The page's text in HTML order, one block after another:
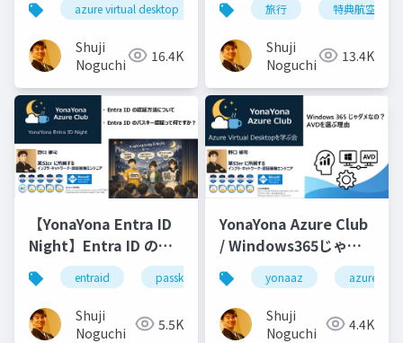
うセキュアにするか
azure virtual desktop mct avd mct
Shuji
Noguchi
16.4K
旅行 特典航空券
Shuji
Noguchi
13.4K
【YonaYona Entra ID
Night】Entra ID の認
証方式について／Entra
ID のパスキーって何で
すか？
entraid passkey パスキー yonaaz
Shuji
Noguchi
5.5K
YonaYona Azure Club
/ Windows365じゃダ
メなの？AVDを選ぶ理
由
yonaaz azure
Shuji
Noguchi
4.4K